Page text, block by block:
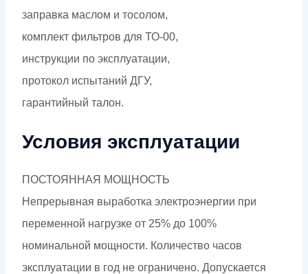
заправка маслом и тосолом,
комплект фильтров для ТО-00,
инструкции по эксплуатации,
протокол испытаний ДГУ,
гарантийный талон.
Условия эксплуатации
ПОСТОЯННАЯ МОЩНОСТЬ
Непрерывная выработка электроэнергии при
переменной нагрузке от 25% до 100%
номинальной мощности. Количество часов
эксплуатации в год не ограничено. Допускается